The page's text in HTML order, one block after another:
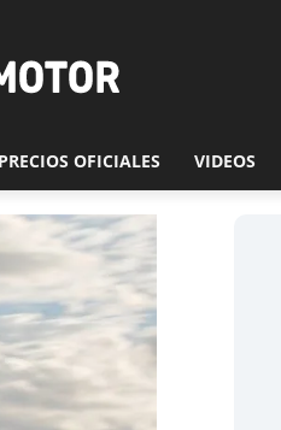
PRECIOS OFICIALES VIDEOS